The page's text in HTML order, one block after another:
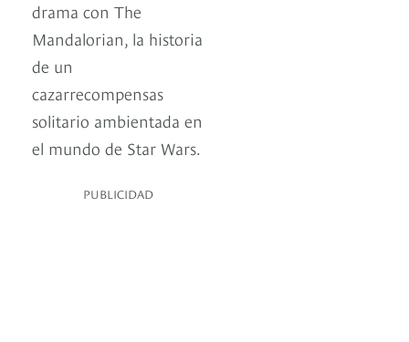
drama con The
Mandalorian, la historia
de un
cazarrecompensas
solitario ambientada en
el mundo de Star Wars.
PUBLICIDAD